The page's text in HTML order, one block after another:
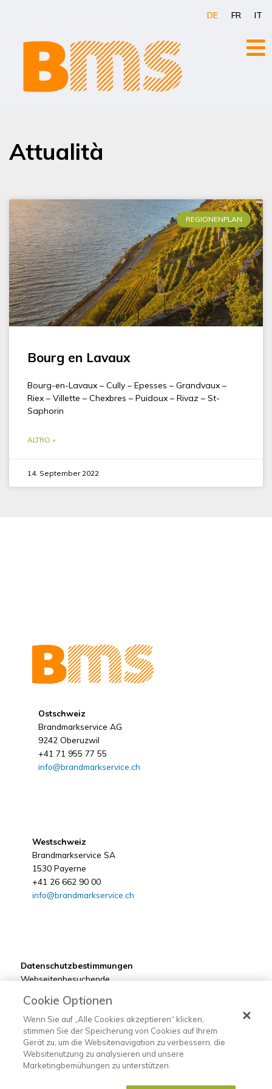
DE FR IT
Attualità
REGIONENPLAN
Bourg en Lavaux
Bourg-en-Lavaux – Cully – Epesses – Grandvaux –
Riex – Villette – Chexbres – Puidoux – Rivaz – St-
Saphorin
ALTRO »
14. September 2022
Ostschweiz
Brandmarkservice AG
9242 Oberuzwil
+41 71 955 77 55
info@brandmarkservice.ch
Westschweiz
Brandmarkservice SA
1530 Payerne
+41 26 662 90 00
info@brandmarkservice.ch
Datenschutzbestimmungen
Webseitenbesuchende
Bewerber
Lieferanten
©2022 Brandmarkservice
Cookie Optionen
Wenn Sie auf „Alle Cookies akzeptieren“ klicken,
stimmen Sie der Speicherung von Cookies auf Ihrem
Gerät zu, um die Websitenavigation zu verbessern, die
Websitenutzung zu analysieren und unsere
Marketingbemühungen zu unterstützen.